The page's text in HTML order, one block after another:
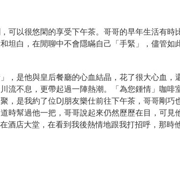
可以很悠閑的享受下午茶。哥哥的早年生活有
白，在閒聊中不會隱瞞自己「手緊」，儘管如
，是他與皇后餐廳的心血結晶，花了很大心血
流不息，更帶起過一陣熱潮。「為您鍾情」咖
，是我約了位DJ朋友樂仕前往下午茶，哥哥剛
時幫過他一把，哥哥說起來仍然歷歷在目，可
店大堂，在看到我後熱情地跟我打招呼，那時